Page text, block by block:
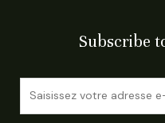
Subscribe